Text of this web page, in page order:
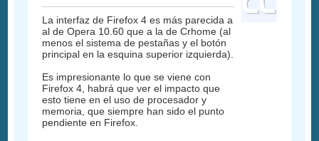
La interfaz de Firefox 4 es más parecida a
al de Opera 10.60 que a la de Crhome (al
menos el sistema de pestañas y el botón
principal en la esquina superior izquierda).
Es impresionante lo que se viene con
Firefox 4, habrá que ver el impacto que
esto tiene en el uso de procesador y
memoria, que siempre han sido el punto
pendiente en Firefox.